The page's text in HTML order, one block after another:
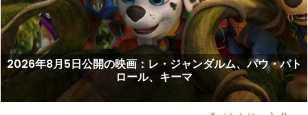
2026年8月5日公開の映画：レ・ジャンダルム、パウ・パト
ロール、キーマ